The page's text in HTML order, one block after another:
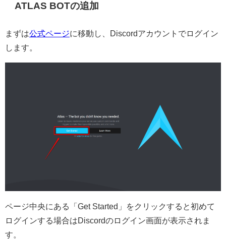
ATLAS BOTの追加
まずは公式ページに移動し、Discordアカウントでログイン
します。
ページ中央にある「Get Started」をクリックすると初めて
ログインする場合はDiscordのログイン画面が表示されま
す。